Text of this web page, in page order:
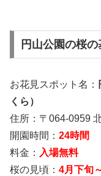
円山公園の桜
お花見スポット名：
くら）
住所：〒064-0959
開園時間： 24時間
料金： 入場無料
桜の見頃： 4月下旬